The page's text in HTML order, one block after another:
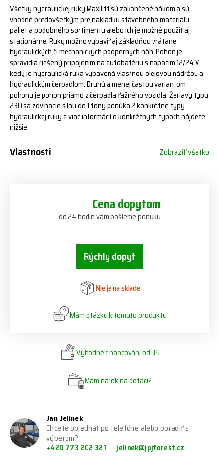
Všetky hydraulickej ruky Maxilift sú zakončené hákom a sú
vhodné predovšetkým pre nakládku stavebného materiálu,
paliet a podobného sortimentu alebo ich je možné použiť aj
stacionárne. Ruky možno vybaviť aj základňou vrátane
hydraulických či mechanických podperných nôh. Pohon je
spravidla riešený pripojením na autobatériu s napätím 12/24 V,
kedy je hydraulická ruka vybavená vlastnou olejovou nádržou a
hydraulickým čerpadlom. Druhú a menej častou variantom
pohonu je pohon priamo z čerpadla ťažného vozidla. Žeriavy typu
230 sa zdvíhacie silou do 1 tony ponúka 2 konkrétne typy
hydraulickej ruky a viac informácií o konkrétnych typoch nájdete
nižšie.
Vlastnosti Zobraziť všetko
Cena dopytom
do 24 hodín vám pošleme ponuku
Rýchly dopyt
Nie je na sklade
Mám otázku k tomuto produktu
Výhodné financování od JPJ
Mám nárok na dotaci?
Jan Jelínek
Chcete objednať po telefóne alebo poradiť s
výberom?
+420 773 202 321
jelinek@jpjforest.cz